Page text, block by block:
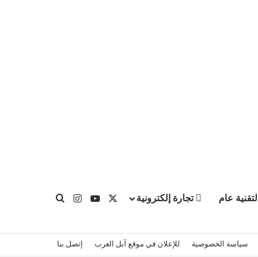
التقنية عام تجارة إلكترونية يوتيوبانستقرامبحث عن
سياسة الخصوصية للإعلان في موقع آبل العرب إتصل بنا